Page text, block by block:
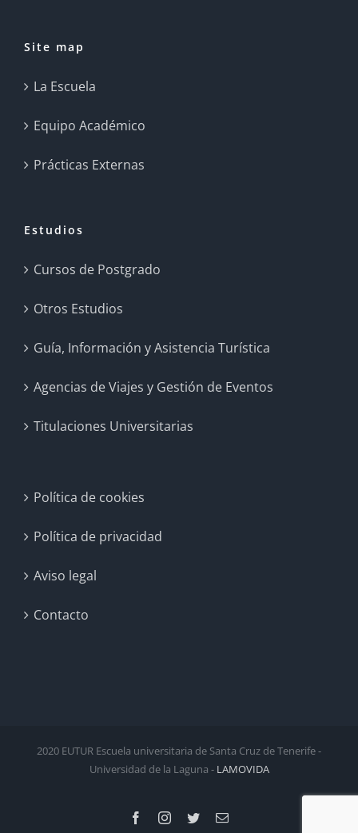
Site map
La Escuela
Equipo Académico
Prácticas Externas
Estudios
Cursos de Postgrado
Otros Estudios
Guía, Información y Asistencia Turística
Agencias de Viajes y Gestión de Eventos
Titulaciones Universitarias
Política de cookies
Política de privacidad
Aviso legal
Contacto
2020 EUTUR Escuela universitaria de Santa Cruz de Tenerife -
Universidad de la Laguna - LAMOVIDA
FacebookInstagram
TwitterCorreo